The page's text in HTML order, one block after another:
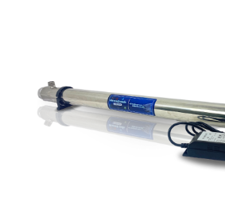
Máy lọc nước ion kiềm gia đình
Máy lọc nước công nghiệp
Xử lý nước công nghiệp
Vật liệu lọc nước